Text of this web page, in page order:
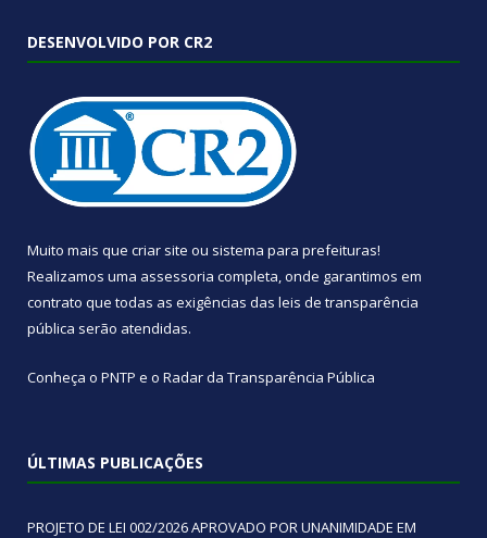
DESENVOLVIDO POR CR2
Muito mais que criar site ou sistema para prefeituras!
Realizamos uma assessoria completa, onde garantimos em
contrato que todas as exigências das leis de transparência
pública serão atendidas.
Conheça o PNTP e o Radar da Transparência Pública
ÚLTIMAS PUBLICAÇÕES
PROJETO DE LEI 002/2026 APROVADO POR UNANIMIDADE EM